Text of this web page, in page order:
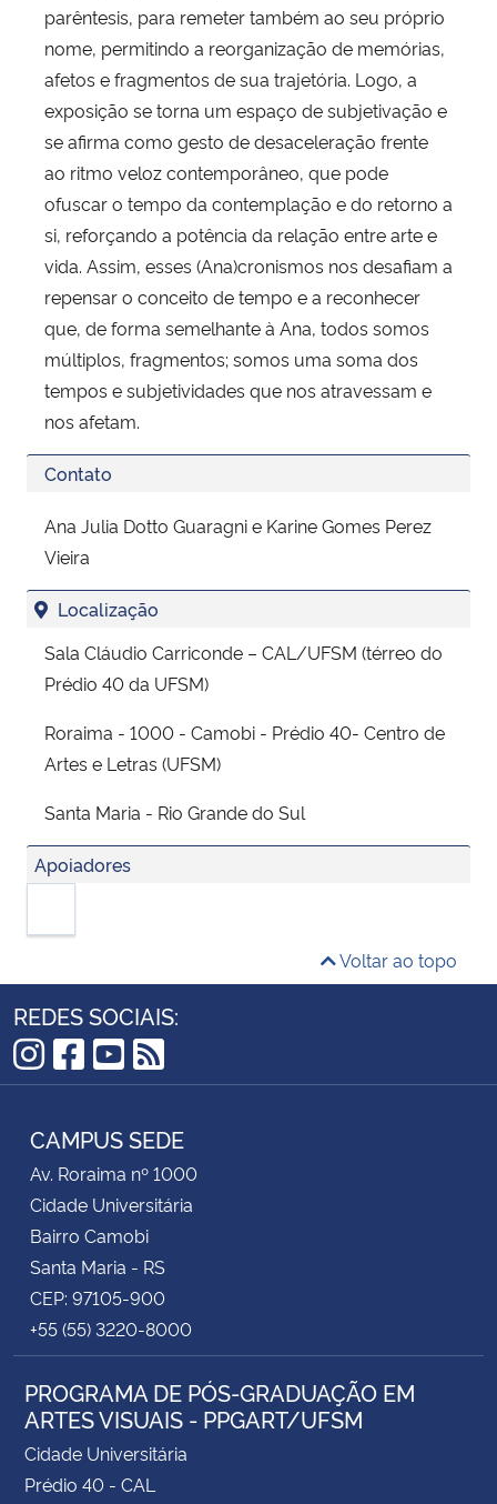
parêntesis, para remeter também ao seu próprio
nome, permitindo a reorganização de memórias,
afetos e fragmentos de sua trajetória. Logo, a
exposição se torna um espaço de subjetivação e
se afirma como gesto de desaceleração frente
ao ritmo veloz contemporâneo, que pode
ofuscar o tempo da contemplação e do retorno a
si, reforçando a potência da relação entre arte e
vida. Assim, esses (Ana)cronismos nos desafiam a
repensar o conceito de tempo e a reconhecer
que, de forma semelhante à Ana, todos somos
múltiplos, fragmentos; somos uma soma dos
tempos e subjetividades que nos atravessam e
nos afetam.
Contato
Ana Julia Dotto Guaragni e Karine Gomes Perez
Vieira
Localização
Sala Cláudio Carriconde – CAL/UFSM (térreo do
Prédio 40 da UFSM)
Roraima - 1000 - Camobi - Prédio 40- Centro de
Artes e Letras (UFSM)
Santa Maria - Rio Grande do Sul
Apoiadores
Voltar ao topo
REDES SOCIAIS:
Instagram
Facebook
YouTube
RSS
CAMPUS SEDE
Av. Roraima nº 1000
Cidade Universitária
Bairro Camobi
Santa Maria - RS
CEP: 97105-900
+55 (55) 3220-8000
PROGRAMA DE PÓS-GRADUAÇÃO EM
ARTES VISUAIS - PPGART/UFSM
Cidade Universitária
Prédio 40 - CAL